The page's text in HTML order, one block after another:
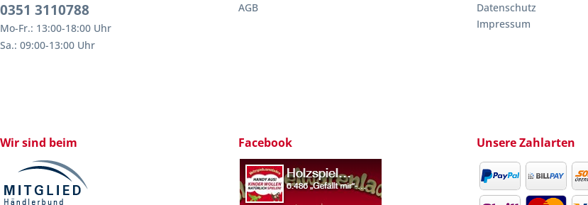
0351 3110788
Mo-Fr.: 13:00-18:00 Uhr
Sa.: 09:00-13:00 Uhr
AGB
Datenschutz
Impressum
Wir sind beim Facebook Unsere Zahlarten